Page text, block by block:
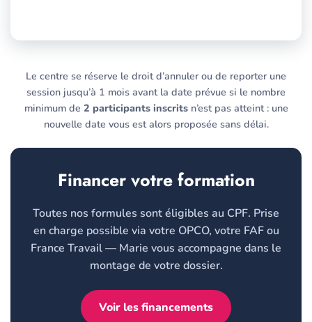
Le centre se réserve le droit d’annuler ou de reporter une
session jusqu’à 1 mois avant la date prévue si le nombre
minimum de 2 participants inscritsn’est pas atteint : une
nouvelle date vous est alors proposée sans délai.
Financer votre formation
Toutes nos formules sont éligibles au CPF. Prise
en charge possible via votre OPCO, votre FAF ou
France Travail — Marie vous accompagne dans le
montage de votre dossier.
Voir les financements